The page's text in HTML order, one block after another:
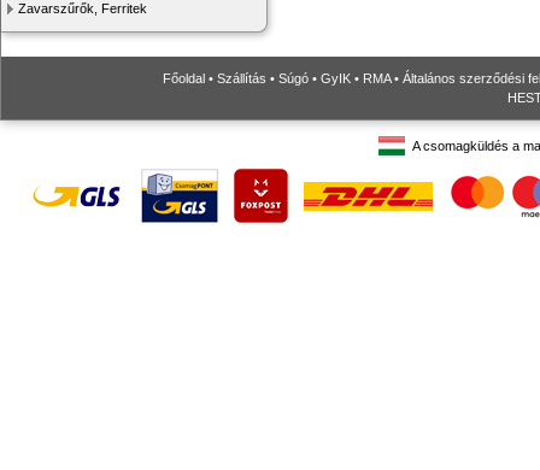
Zavarszűrők, Ferritek
Főoldal • Szállítás • Súgó • GyIK • RMA• Általános szerződési
A csomagküldés a